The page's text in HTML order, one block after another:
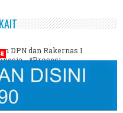
DPN dan Rakernas I
-*Prosesi
Tani Indonesia
di Jakarta.* Duta
Jakarta Himpunan
...